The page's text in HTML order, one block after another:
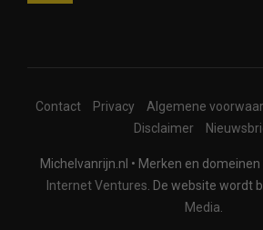
Contact Privacy Algemene
Disclaimer
Michelvanrijn.nl • Merken en
Internet Ventures . De website wordt
Media